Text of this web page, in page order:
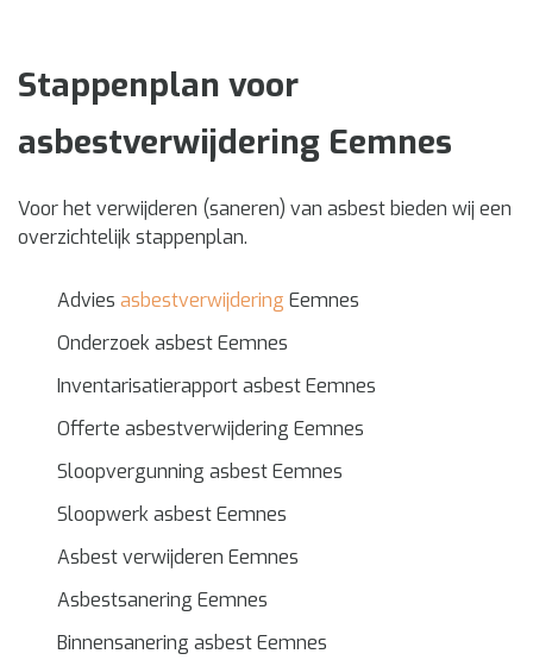
Stappenplan voor
asbestverwijdering Eemnes
Voor het verwijderen (saneren) van asbest bieden wij een
overzichtelijk stappenplan.
Advies asbestverwijdering Eemnes
Onderzoek asbest Eemnes
Inventarisatierapport asbest Eemnes
Offerte asbestverwijdering Eemnes
Sloopvergunning asbest Eemnes
Sloopwerk asbest Eemnes
Asbest verwijderen Eemnes
Asbestsanering Eemnes
Binnensanering asbest Eemnes